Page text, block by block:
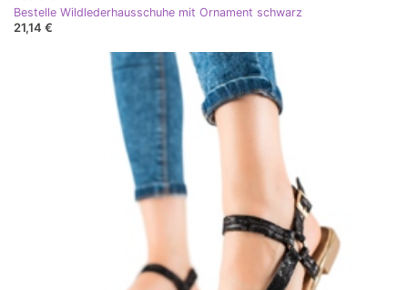
Bestelle Wildlederhausschuhe mit Ornament schwarz
21,14 €